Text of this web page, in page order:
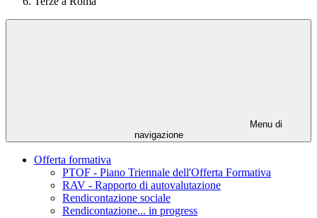
Menu di
navigazione
Offerta formativa
PTOF - Piano Triennale dell'Offerta Formativa
RAV - Rapporto di autovalutazione
Rendicontazione sociale
Rendicontazione... in progress